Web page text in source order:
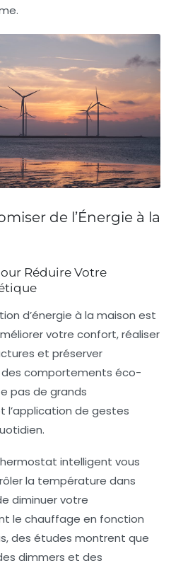
de l’Énergie à la
Réduire Votre
d’énergie à la maison est
votre confort, réaliser
et préserver
des comportements éco-
pas de grands
l’application de gestes
intelligent vous
la température dans
diminuer votre
le chauffage en fonction
des études montrent que
dimmers et des